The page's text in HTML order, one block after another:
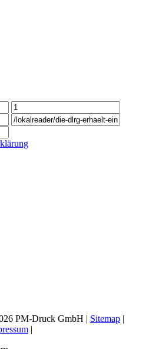
PM-Druck GmbH | Sitemap |
|